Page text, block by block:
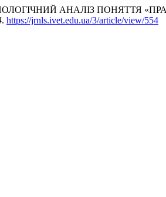
АНАЛІЗ ПОНЯТТЯ
. https://jrnls.ivet.edu.ua/3/article/view/554